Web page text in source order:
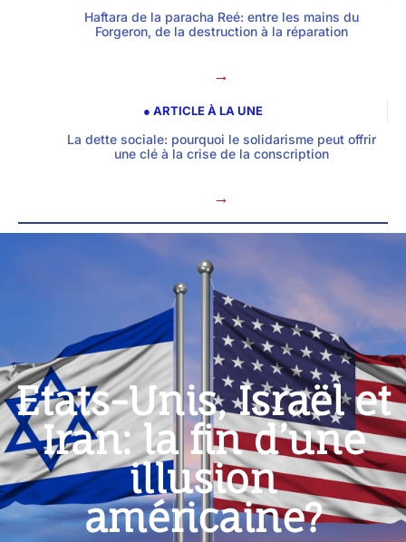
Haftara de la paracha Reé: entre les mains du
Forgeron, de la destruction à la réparation
→
● ARTICLE À LA UNE
La dette sociale: pourquoi le solidarisme peut offrir
une clé à la crise de la conscription
→
Etats-Unis, Israël et
Iran: la fin d’une
illusion
américaine?